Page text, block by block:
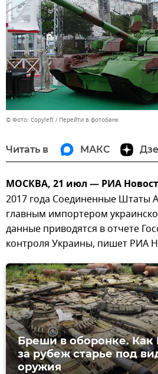
© Фото: Copyleft Перейти в фотобанк
Читать в МАКС
МОСКВА, 21 июл — РИА
2017 года Соединенные Штаты
главным импортером
данные приводятся в отчете
контроля Украины, пишет РИА
Бреши в оборонке. Как
за рубеж старье под
оружия